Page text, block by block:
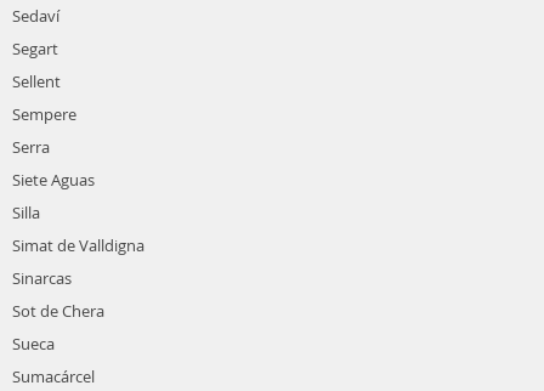
Sedaví
Segart
Sellent
Sempere
Serra
Siete Aguas
Silla
Simat de Valldigna
Sinarcas
Sot de Chera
Sueca
Sumacárcel